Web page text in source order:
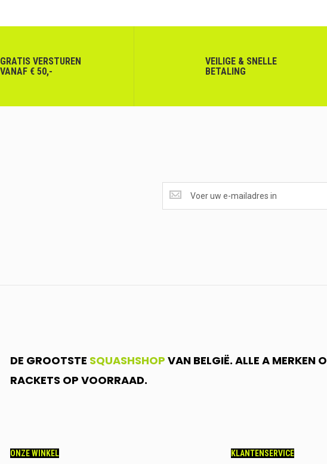
GRATIS VERSTUREN
VANAF € 50,-
VEILIGE & SNELLE
BETALING
ONTVANGEN?
<br>SCHRIJF
DE GROOTSTE SQUASHSHOP VAN BELGIË. ALLE A
RACKETS OP VOORRAAD.
ONZE WINKEL KLANTENSERVICE